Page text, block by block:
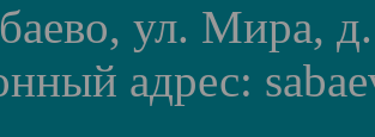
ул. Мира,
адрес: